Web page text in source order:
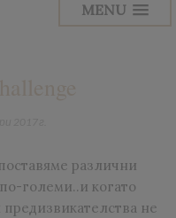
MENU
различни
големи..и когато
не